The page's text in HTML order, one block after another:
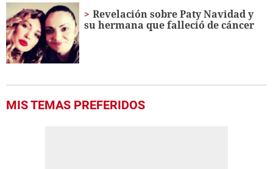
Revelación sobre Paty Navidad y
su hermana que falleció de cáncer
MIS TEMAS PREFERIDOS